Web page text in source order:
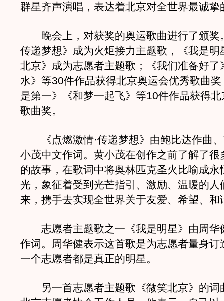
群星齐声演唱，表达着北京对全世界最诚挚
晚会上，对获奖的奥运歌曲进行了颁奖
传递梦想》成为火炬接力主题歌，《我是明
北京》成为志愿者主题歌；《我们准备好了
水》等30件作品获得北京奥运会优秀歌曲
是第一》《和梦一起飞》等10件作品获得
歌曲奖。
《点燃激情·传递梦想》由鲍比达作曲、
小茂中文作词。黄小茂在创作之前了解了很
的故事，在歌词中将奥林匹克圣火比喻成永
光，象征着受到光芒指引、激励、温暖的人
来，携手去实现全世界关于友爱、希望、和
志愿者主题歌之一《我是明星》由周华
作词。周华健表示这首歌是为志愿者量身订
一个志愿者都是真正的明星。
另一首志愿者主题歌《微笑北京》的词